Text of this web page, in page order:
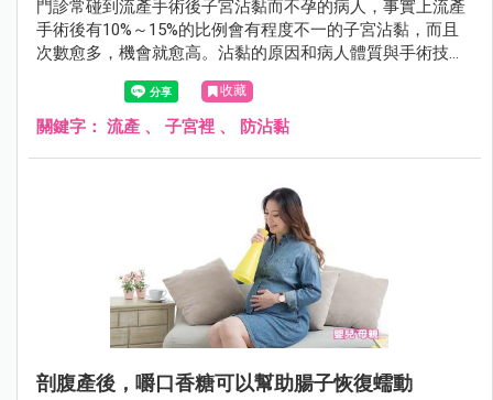
門診常碰到流產手術後子宮沾黏而不孕的病人，事實上流產
手術後有10%～15%的比例會有程度不一的子宮沾黏，而且
次數愈多，機會就愈高。沾黏的原因和病人體質與手術技巧
都有關係，以往並沒有預防的方法，不過2017年6月份的美
國生殖醫學會期刊（Fertility and Sterility）有一項研究發現，
人工防沾黏材料可以預防流產手術後的子宮沾黏。
收藏
關鍵字： 流產 、 子宮裡 、 防沾黏
剖腹產後，嚼口香糖可以幫助腸子恢復蠕動